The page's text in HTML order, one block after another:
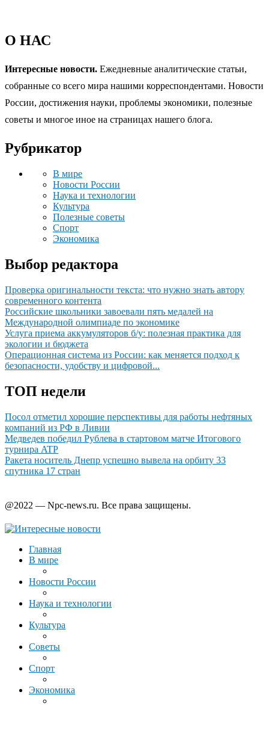
О НАС
Интересные новости. Ежедневные аналитические статьи,
собранные со всего мира нашими корреспондентами. Новости
России, достижения науки, проблемы экономики, полезные
советы и многое иное на страницах нашего блога.
Рубрикатор
В мире
Новости России
Наука и технологии
Культура
Полезные советы
Спорт
Экономика
Выбор редактора
Проверка оригинальности текста: что нужно знать автору
современного контента
Российские школьники завоевали пять медалей на
Международной олимпиаде по экономике
Услуга приема аккумуляторов б/у: полезная практика для
экологии и бюджета
Операционная система из России: как меняется подход к
безопасности, удобству и цифровой...
ТОП недели
Посол отметил хорошие перспективы для работы нефтяных
компаний из РФ в Ливии
Медведев победил Рублева в стартовом матче Итогового
турнира ATP
Ракета носитель Днепр успешно вывела на орбиту 33
спутника 17 стран
@2022 — Npc-news.ru. Все права защищены.
Главная
В мире
Новости России
Наука и технологии
Культура
Советы
Спорт
Экономика